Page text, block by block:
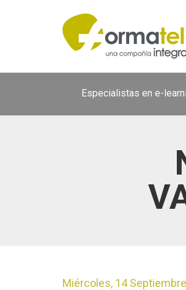
Especialistas en e-
Miércoles, 14